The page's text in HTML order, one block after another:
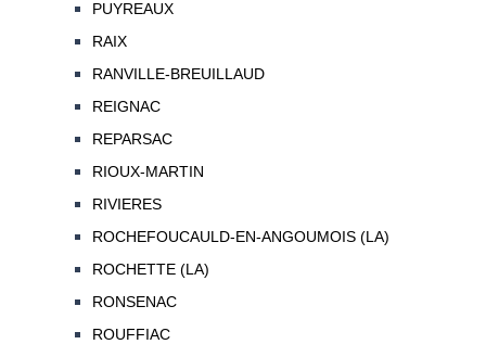
PUYREAUX
RAIX
RANVILLE-BREUILLAUD
REIGNAC
REPARSAC
RIOUX-MARTIN
RIVIERES
ROCHEFOUCAULD-EN-ANGOUMOIS (LA)
ROCHETTE (LA)
RONSENAC
ROUFFIAC